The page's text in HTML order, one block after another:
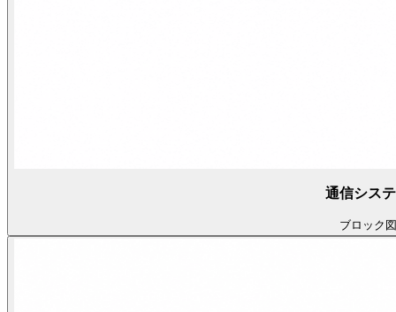
通信シス
ブロック図